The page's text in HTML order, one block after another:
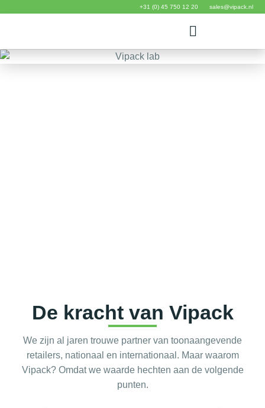
+31 (0) 45 750 12 20 sales@vipack.nl
De kracht van Vipack
We zijn al jaren trouwe partner van toonaangevende
retailers, nationaal en internationaal. Maar waarom
Vipack? Omdat we waarde hechten aan de volgende
punten.